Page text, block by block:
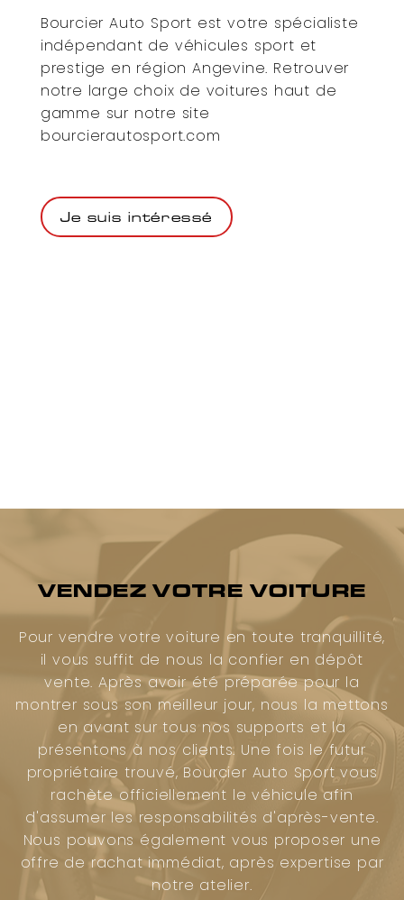
Bourcier Auto Sport est votre spécialiste
indépendant de véhicules sport et
prestige en région Angevine. Retrouver
notre large choix de voitures haut de
gamme sur notre site
bourcierautosport.com
Je suis intéressé
VENDEZ VOTRE VOITURE
Pour vendre votre voiture en toute tranquillité,
il vous suffit de nous la confier en dépôt
vente. Après avoir été préparée pour la
montrer sous son meilleur jour, nous la mettons
en avant sur tous nos supports et la
présentons à nos clients. Une fois le futur
propriétaire trouvé, Bourcier Auto Sport vous
rachète officiellement le véhicule afin
d'assumer les responsabilités d'après-vente.
Nous pouvons également vous proposer une
offre de rachat immédiat, après expertise par
notre atelier.